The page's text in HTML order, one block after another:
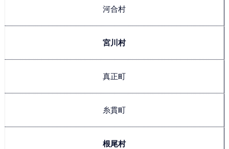
河合村
宮川村
真正町
糸貫町
根尾村